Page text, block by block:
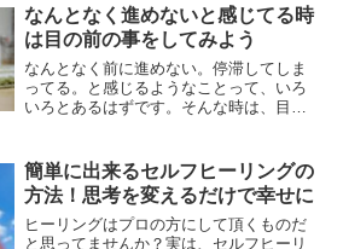
込まずにあなたらしく生きる方法につい
て、ご紹介します。
なんとなく進めないと感じてる時
は目の前の事をしてみよう
なんとなく前に進めない。停滞してしま
ってる。と感じるようなことって、いろ
いろとあるはずです。そんな時は、目の
な過ごし方について、ご紹介します。
簡単に出来るセルフヒーリングの
方法！思考を変えるだけで幸せに
ヒーリングはプロの方にして頂くものだ
と思ってませんか？実は、セルフヒーリ